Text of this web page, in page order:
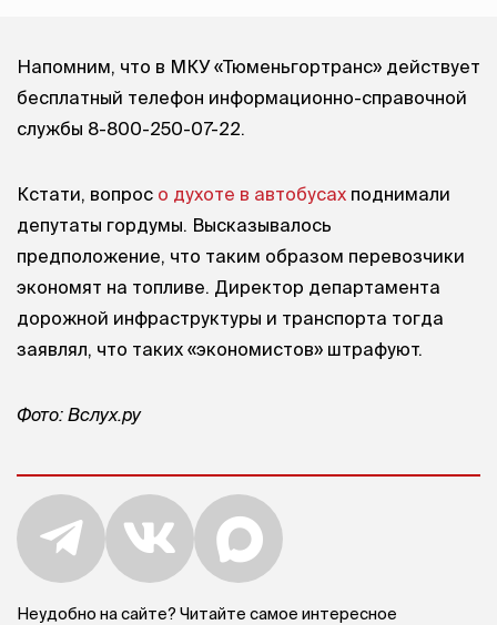
Напомним, что в МКУ «Тюменьгортранс» действует
бесплатный телефон информационно-справочной
службы 8-800-250-07-22.
Кстати, вопрос о духоте в автобусах поднимали
депутаты гордумы. Высказывалось
предположение, что таким образом перевозчики
экономят на топливе. Директор департамента
дорожной инфраструктуры и транспорта тогда
заявлял, что таких «экономистов» штрафуют.
Фото: Вслух.ру
Неудобно на сайте? Читайте самое интересное